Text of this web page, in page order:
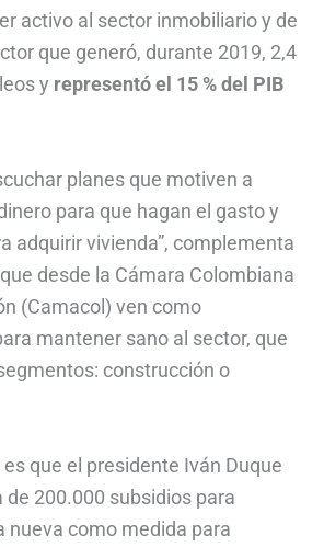
activo al sector inmobiliario y de
que generó, durante 2019, 2,4
y representó el 15 % del PIB
planes que motiven a
para que hagan el gasto y
adquirir vivienda”, complementa
desde la Cámara Colombiana
(Camacol) ven como
mantener sano al sector, que
construcción o
que el presidente Iván Duque
de 200.000 subsidios para
nueva como medida para